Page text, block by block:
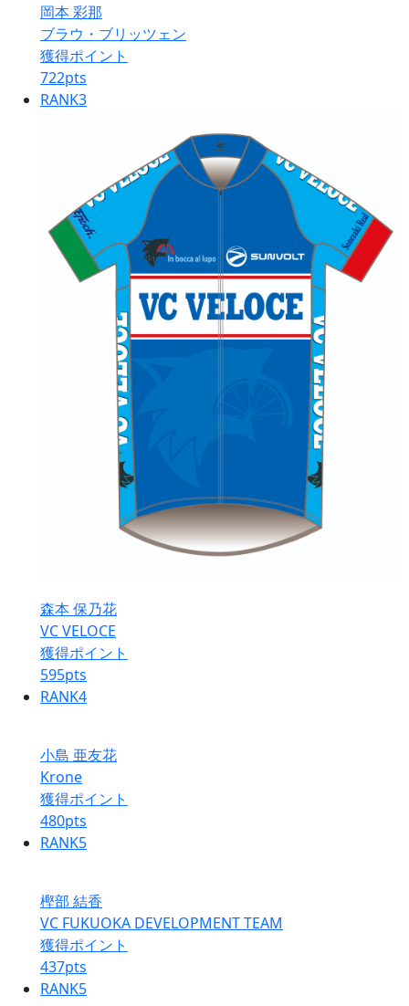
岡本 彩那
ブラウ・ブリッツェン
獲得ポイント
722pts
RANK3
森本 保乃花
VC VELOCE
獲得ポイント
595pts
RANK4
小島 亜友花
Krone
獲得ポイント
480pts
RANK5
樫部 結香
VC FUKUOKA DEVELOPMENT TEAM
獲得ポイント
437pts
RANK5